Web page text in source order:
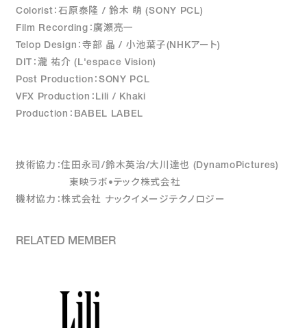
Colorist：石原泰隆 / 鈴木 萌 (SONY PCL)
Film Recording：廣瀬亮一
Telop Design：寺部 晶 / 小池葉子(NHKアート)
DIT：瀧 祐介 (L'espace Vision)
Post Production：SONY PCL
VFX Production：Lili / Khaki
Production：BABEL LABEL
技術協力：住田永司/鈴木英治/大川達也 (DynamoPictures)
東映ラボ•テック株式会社
機材協力：株式会社 ナックイメージテクノロジー
RELATED MEMBER